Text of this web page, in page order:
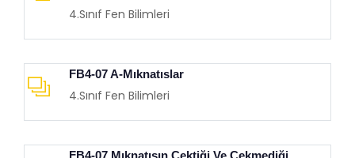
4.Sınıf Fen Bilimleri
FB4-07 A-Mıknatıslar
4.Sınıf Fen Bilimleri
FB4-07 Mıknatısın Çektiği Ve Çekmediği